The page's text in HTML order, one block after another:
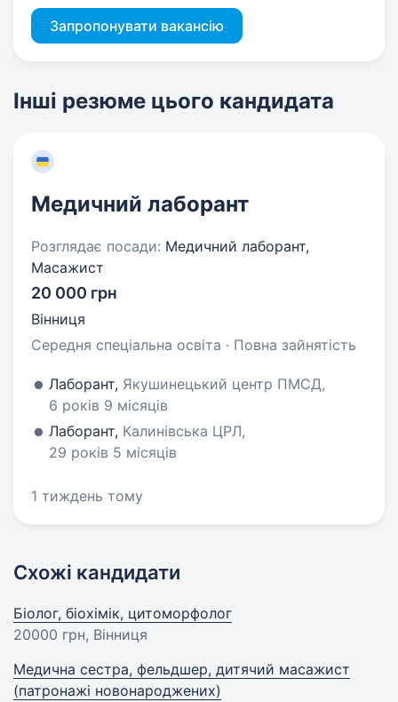
Запропонувати вакансію
Інші резюме цього кандидата
Медичний лаборант
Розглядає посади: Медичний лаборант,
Масажист
20 000 грн
Вінниця
Середня спеціальна освіта · Повна зайнятість
Лаборант, Якушинецький центр ПМСД,
6 років 9 місяців
Лаборант, Калинівська ЦРЛ,
29 років 5 місяців
1 тиждень тому
Схожі кандидати
Біолог, біохімік, цитоморфолог
20000 грн, Вінниця
Медична сестра, фельдшер, дитячий масажист
(патронажі новонароджених)